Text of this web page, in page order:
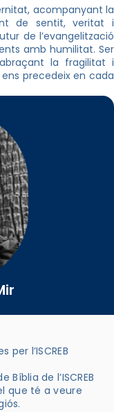
acompanyant la
de sentit, veritat i
de l’evangelització
amb humilitat. Ser
la fragilitat i
precedeix en cada
l’ISCREB
Bíblia de l’ISCREB
que té a veure